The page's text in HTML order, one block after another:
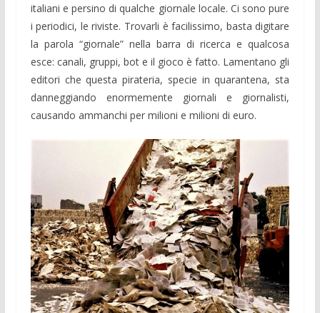
italiani e persino di qualche giornale locale. Ci sono pure
i periodici, le riviste. Trovarli è facilissimo, basta digitare
la parola “giornale” nella barra di ricerca e qualcosa
esce: canali, gruppi, bot e il gioco è fatto. Lamentano gli
editori che questa pirateria, specie in quarantena, sta
danneggiando enormemente giornali e giornalisti,
causando ammanchi per milioni e milioni di euro.